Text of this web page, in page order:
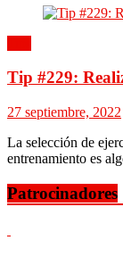
Tip #229:
27 septiembre, 2022
La selección de
entrenamiento es
Patrocinadores